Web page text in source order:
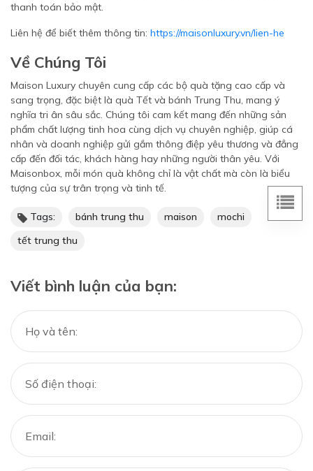
thanh toán bảo mật.
Liên hệ để biết thêm thông tin: https://maisonluxury.vn/lien-he
Về Chúng Tôi
Maison Luxury chuyên cung cấp các bộ quà tặng cao cấp và
sang trọng, đặc biệt là quà Tết và bánh Trung Thu, mang ý
nghĩa tri ân sâu sắc. Chúng tôi cam kết mang đến những sản
phẩm chất lượng tinh hoa cùng dịch vụ chuyên nghiệp, giúp cá
nhân và doanh nghiệp gửi gắm thông điệp yêu thương và đẳng
cấp đến đối tác, khách hàng hay những người thân yêu. Với
Maisonbox, mỗi món quà không chỉ là vật chất mà còn là biểu
tượng của sự trân trọng và tinh tế.
Tags: bánh trung thu maison
mochi
tết trung thu
Viết bình luận của bạn: